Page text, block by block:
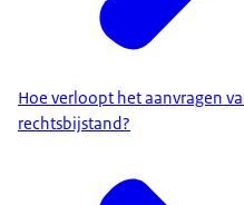
Hoe verloopt het aanvragen
rechtsbijstand?